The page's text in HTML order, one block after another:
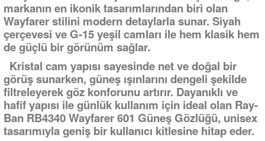
markanın en ikonik tasarımlarından biri olan
Wayfarer stilini modern detaylarla sunar. Siyah
çerçevesi ve G-15 yeşil camları ile hem klasik hem
de güçlü bir görünüm sağlar.
Kristal cam yapısı sayesinde net ve doğal bir
görüş sunarken, güneş ışınlarını dengeli şekilde
filtreleyerek göz konforunu artırır. Dayanıklı ve
hafif yapısı ile günlük kullanım için ideal olan Ray-
Ban RB4340 Wayfarer 601 Güneş Gözlüğü, unisex
tasarımıyla geniş bir kullanıcı kitlesine hitap eder.